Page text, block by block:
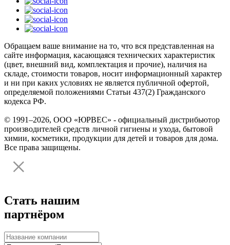
Обращаем ваше внимание на то, что вся представленная на
сайте информация, касающаяся технических характеристик
(цвет, внешний вид, комплектация и прочие), наличия на
складе, стоимости товаров, носит информационный характер
и ни при каких условиях не является публичной офертой,
определяемой положениями Статьи 437(2) Гражданского
кодекса РФ.
© 1991–2026, ООО «ЮРВЕС» - официальный дистрибьютор
производителей средств личной гигиены и ухода, бытовой
химии, косметики, продукции для детей и товаров для дома.
Все права защищены.
Стать нашим
партнёром